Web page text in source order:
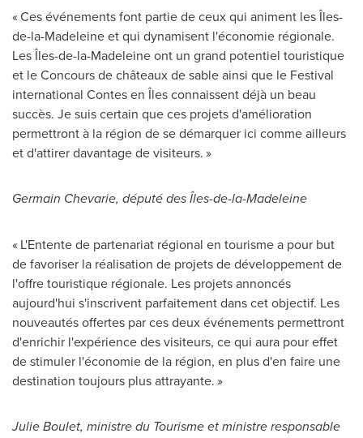
« Ces événements font partie de ceux qui animent les Îles-
de-la-Madeleine et qui dynamisent l'économie régionale.
Les Îles-de-la-Madeleine ont un grand potentiel touristique
et le Concours de châteaux de sable ainsi que le Festival
international Contes en Îles connaissent déjà un beau
succès. Je suis certain que ces projets d'amélioration
permettront à la région de se démarquer ici comme ailleurs
et d'attirer davantage de visiteurs. »
Germain Chevarie, député des Îles-de-la-Madeleine
« L'Entente de partenariat régional en tourisme a pour but
de favoriser la réalisation de projets de développement de
l'offre touristique régionale. Les projets annoncés
aujourd'hui s'inscrivent parfaitement dans cet objectif. Les
nouveautés offertes par ces deux événements permettront
d'enrichir l'expérience des visiteurs, ce qui aura pour effet
de stimuler l'économie de la région, en plus d'en faire une
destination toujours plus attrayante. »
Julie Boulet, ministre du Tourisme et ministre responsable